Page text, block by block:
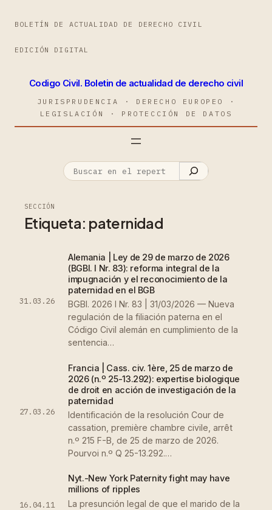
BOLETÍN DE ACTUALIDAD DE DERECHO CIVIL
EDICIÓN DIGITAL
Codigo Civil. Boletin de actualidad de derecho civil
JURISPRUDENCIA · DERECHO EUROPEO ·
LEGISLACIÓN · PROTECCIÓN DE DATOS
SECCIÓN
Etiqueta: paternidad
31.03.26
Alemania | Ley de 29 de marzo de 2026
(BGBl. I Nr. 83): reforma integral de la
impugnación y el reconocimiento de la
paternidad en el BGB
BGBl. 2026 I Nr. 83 | 31/03/2026 — Nueva
regulación de la filiación paterna en el
Código Civil alemán en cumplimiento de la
sentencia…
27.03.26
Francia | Cass. civ. 1ère, 25 de marzo de
2026 (n.º 25-13.292): expertise biologique
de droit en acción de investigación de la
paternidad
Identificación de la resolución Cour de
cassation, première chambre civile, arrêt
n.º 215 F-B, de 25 de marzo de 2026.
Pourvoi n.º Q 25-13.292.…
16.04.11
Nyt.-New York Paternity fight may have
millions of ripples
La presunción legal de que el marido de la